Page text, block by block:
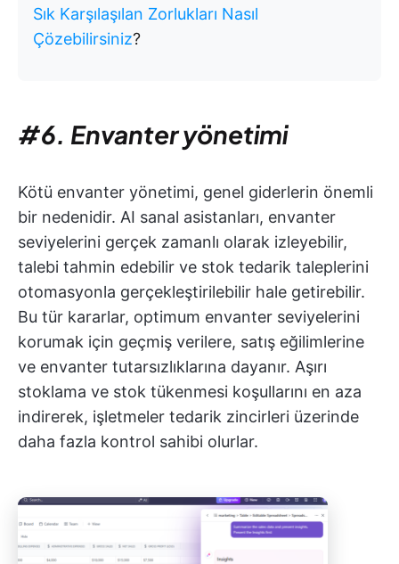
Sık Karşılaşılan Zorlukları Nasıl
Çözebilirsiniz?
#6. Envanter yönetimi
Kötü envanter yönetimi, genel giderlerin önemli
bir nedenidir. AI sanal asistanları, envanter
seviyelerini gerçek zamanlı olarak izleyebilir,
talebi tahmin edebilir ve stok tedarik taleplerini
otomasyonla gerçekleştirilebilir hale getirebilir.
Bu tür kararlar, optimum envanter seviyelerini
korumak için geçmiş verilere, satış eğilimlerine
ve envanter tutarsızlıklarına dayanır. Aşırı
stoklama ve stok tükenmesi koşullarını en aza
indirerek, işletmeler tedarik zincirleri üzerinde
daha fazla kontrol sahibi olurlar.